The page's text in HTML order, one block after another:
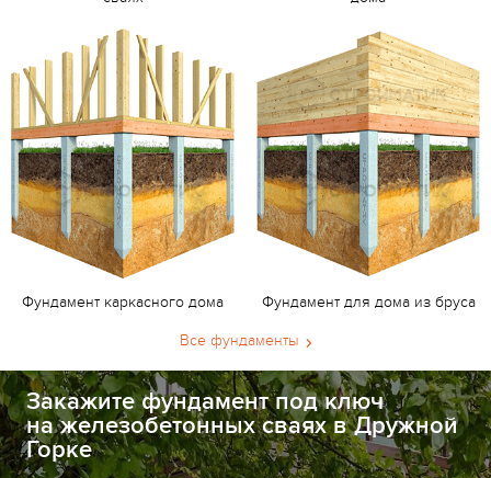
Фундамент каркасного дома Фундамент для дома из бруса
Все фундаменты
Закажите фундамент под ключ
на железобетонных сваях в Дружной
Горке